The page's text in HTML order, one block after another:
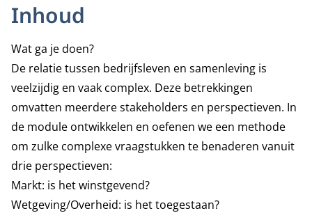
Inhoud
Wat ga je doen?
De relatie tussen bedrijfsleven en samenleving is
veelzijdig en vaak complex. Deze betrekkingen
omvatten meerdere stakeholders en perspectieven. In
de module ontwikkelen en oefenen we een methode
om zulke complexe vraagstukken te benaderen vanuit
drie perspectieven:
Markt: is het winstgevend?
Wetgeving/Overheid: is het toegestaan?